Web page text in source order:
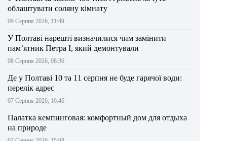
облаштувати соляну кімнату
09 Серпня 2026, 11:49
У Полтаві нарешті визначилися чим замінити
пам’ятник Петра І, який демонтували
08 Серпня 2026, 08:36
Де у Полтаві 10 та 11 серпня не буде гарячої води:
перелік адрес
07 Серпня 2026, 16:46
Палатка кемпинговая: комфортный дом для отдыха
на природе